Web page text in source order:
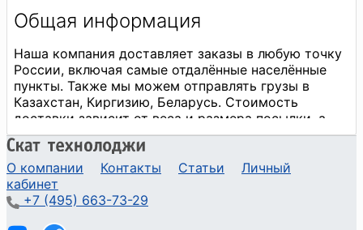
О компании Контакты Статьи
Личный
кабинет
+7 (495) 663-73-29